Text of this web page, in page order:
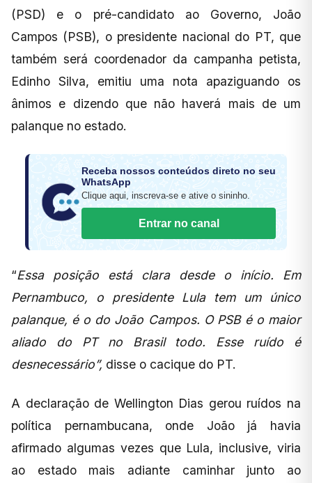
(PSD) e o pré-candidato ao Governo, João
Campos (PSB), o presidente nacional do PT, que
também será coordenador da campanha petista,
Edinho Silva, emitiu uma nota apaziguando os
ânimos e dizendo que não haverá mais de um
palanque no estado.
Receba nossos conteúdos direto no seu
WhatsApp
Clique aqui, inscreva-se e ative o sininho.
Entrar no canal
“Essa posição está clara desde o início. Em
Pernambuco, o presidente Lula tem um único
palanque, é o do João Campos. O PSB é o maior
aliado do PT no Brasil todo. Esse ruído é
desnecessário”, disse o cacique do PT.
A declaração de Wellington Dias gerou ruídos na
política pernambucana, onde João já havia
afirmado algumas vezes que Lula, inclusive, viria
ao estado mais adiante caminhar junto ao